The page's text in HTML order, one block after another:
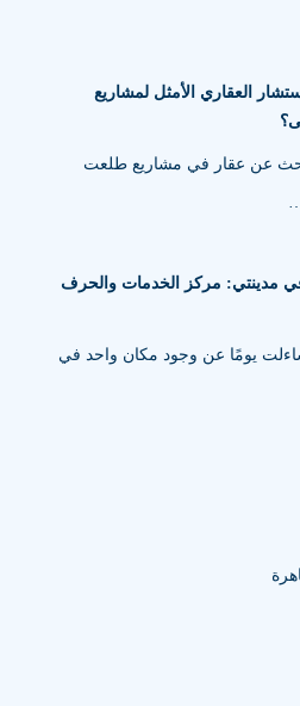
العقاري الأمثل لمشاريع
عن عقار في مشاريع طلعت
مدينتي: مركز الخدمات والحرف
يومًا عن وجود مكان واحد في